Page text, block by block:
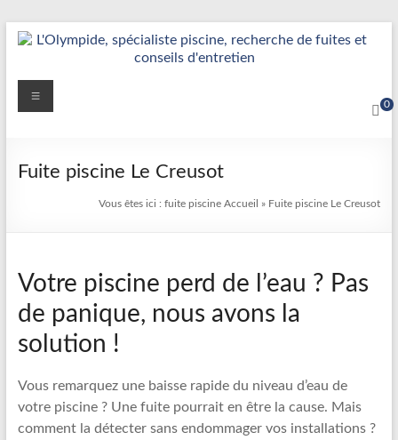
Aller
au
Détection
Réparation
Fuite
L’Olympide
—
Expert
France
Recherche
de
0
Menu
Fuite piscine Le Creusot
Vous êtes ici : fuite piscineAccueil » Fuite piscine Le Creusot
Votre piscine perd de l’eau ? Pas
de panique, nous avons la
solution !
Vous remarquez une baisse rapide du niveau d’eau de
votre piscine ? Une fuite pourrait en être la cause. Mais
comment la détecter sans endommager vos installations ?